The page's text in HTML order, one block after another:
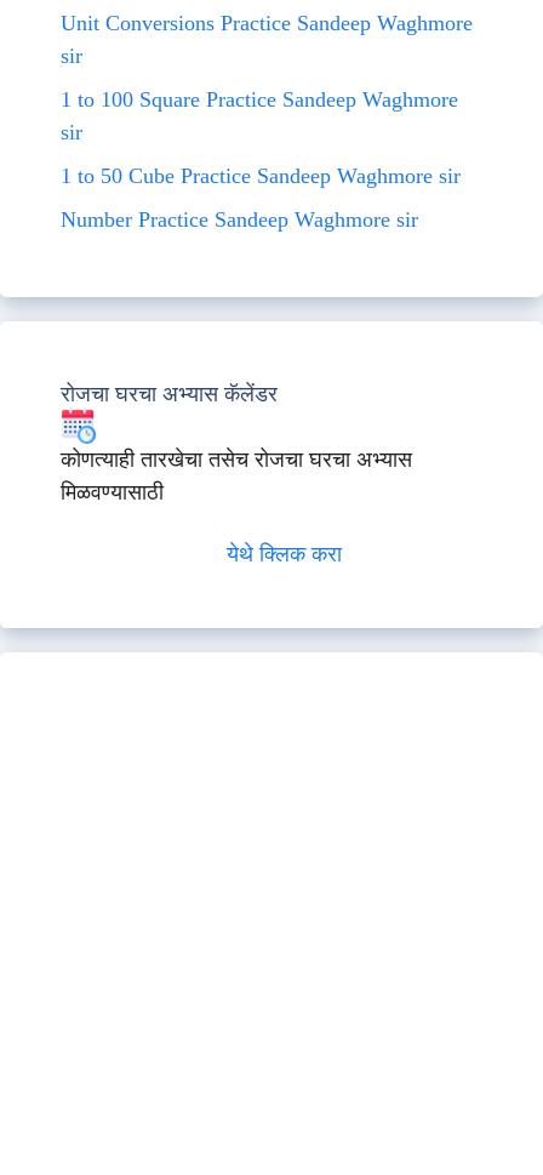
Unit Conversions Practice Sandeep Waghmore
sir
1 to 100 Square Practice Sandeep Waghmore
sir
1 to 50 Cube Practice Sandeep Waghmore sir
Number Practice Sandeep Waghmore sir
रोजचा घरचा अभ्यास कॅलेंडर
कोणत्याही तारखेचा तसेच रोजचा घरचा अभ्यास
मिळवण्यासाठी
येथे क्लिक करा